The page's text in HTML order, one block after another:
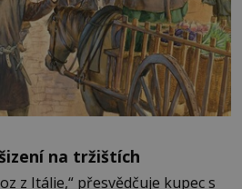
na tržištích
z Itálie,“ přesvědčuje kupec s